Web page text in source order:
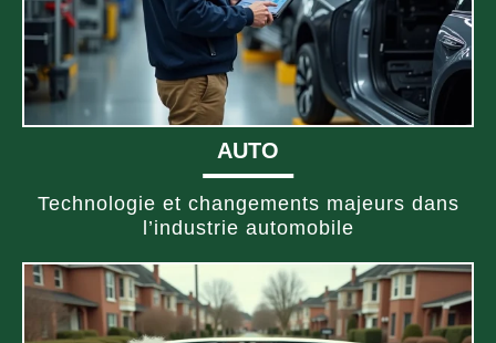
AUTO
Technologie et changements majeurs dans
l’industrie automobile